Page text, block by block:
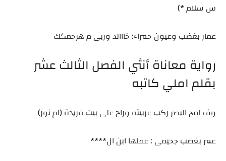
س سلام *)
عمار بغضب وعيون حمراء: خااالد وربى م هرحمكك
رواية معاناة أنثي الفصل الثالث عشر
بقلم املي كاتبه
وف لمح البصر ركب عربيته وراح على بيت فريدة (ام نور)
عمر بغضب جحيمى : عملها ابن ال****